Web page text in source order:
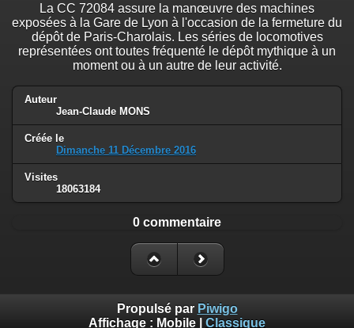
La CC 72084 assure la manœuvre des machines
exposées à la Gare de Lyon à l'occasion de la fermeture du
dépôt de Paris-Charolais. Les séries de locomotives
représentées ont toutes fréquenté le dépôt mythique à un
moment ou à un autre de leur activité.
Auteur
Jean-Claude MONS
Créée le
Dimanche 11 Décembre 2016
Visites
18063184
0 commentaire
Propulsé par Piwigo
Affichage : Mobile Classique